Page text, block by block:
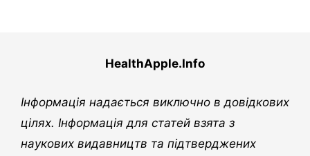
HealthApple.Info
Інформація надається виключно в довідкових
цілях. Інформація для статей взята з
наукових видавництв та підтверджених